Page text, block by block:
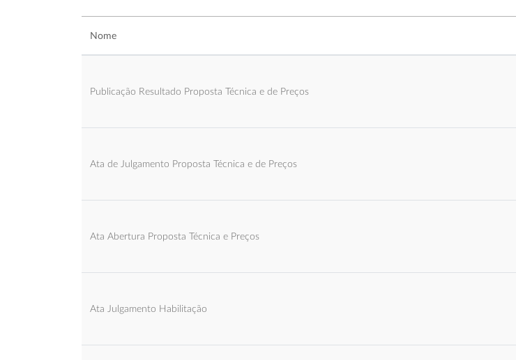
Nome
Publicação Resultado Proposta Técnica e de Preços
Ata de Julgamento Proposta Técnica e de Preços
Ata Abertura Proposta Técnica e Preços
Ata Julgamento Habilitação